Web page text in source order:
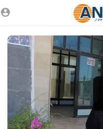
360p
240p